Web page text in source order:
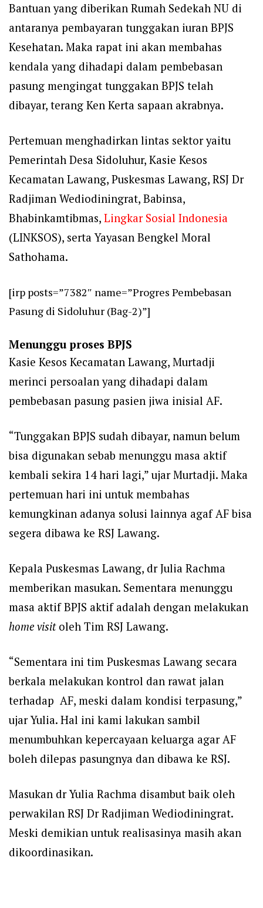
Bantuan yang diberikan Rumah Sedekah NU di
antaranya pembayaran tunggakan iuran BPJS
Kesehatan. Maka rapat ini akan membahas
kendala yang dihadapi dalam pembebasan
pasung mengingat tunggakan BPJS telah
dibayar, terang Ken Kerta sapaan akrabnya.
Pertemuan menghadirkan lintas sektor yaitu
Pemerintah Desa Sidoluhur, Kasie Kesos
Kecamatan Lawang, Puskesmas Lawang, RSJ Dr
Radjiman Wediodiningrat, Babinsa,
Bhabinkamtibmas, Lingkar Sosial Indonesia
(LINKSOS), serta Yayasan Bengkel Moral
Sathohama.
[irp posts=”7382″ name=”Progres Pembebasan
Pasung di Sidoluhur (Bag-2)”]
Menunggu proses BPJS
Kasie Kesos Kecamatan Lawang, Murtadji
merinci persoalan yang dihadapi dalam
pembebasan pasung pasien jiwa inisial AF.
“Tunggakan BPJS sudah dibayar, namun belum
bisa digunakan sebab menunggu masa aktif
kembali sekira 14 hari lagi,” ujar Murtadji. Maka
pertemuan hari ini untuk membahas
kemungkinan adanya solusi lainnya agaf AF bisa
segera dibawa ke RSJ Lawang.
Kepala Puskesmas Lawang, dr Julia Rachma
memberikan masukan. Sementara menunggu
masa aktif BPJS aktif adalah dengan melakukan
home visitoleh Tim RSJ Lawang.
“Sementara ini tim Puskesmas Lawang secara
berkala melakukan kontrol dan rawat jalan
terhadap AF, meski dalam kondisi terpasung,”
ujar Yulia. Hal ini kami lakukan sambil
menumbuhkan kepercayaan keluarga agar AF
boleh dilepas pasungnya dan dibawa ke RSJ.
Masukan dr Yulia Rachma disambut baik oleh
perwakilan RSJ Dr Radjiman Wediodiningrat.
Meski demikian untuk realisasinya masih akan
dikoordinasikan.